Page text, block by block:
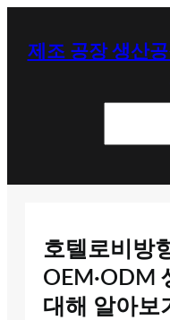
제조 공장 생산
호텔로비방
OEM·ODM
대해 알아보